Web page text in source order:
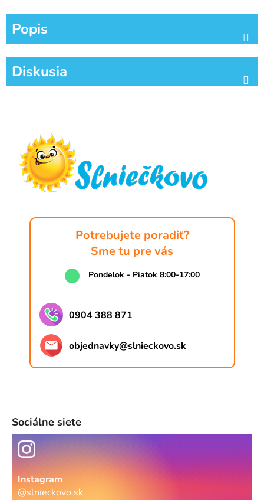
Popis
Diskusia
Potrebujete poradiť?
Sme tu pre vás
Pondelok - Piatok 8:00-17:00
0904 388 871
objednavky@slnieckovo.sk
Sociálne siete
Instagram
@slnieckovo.sk